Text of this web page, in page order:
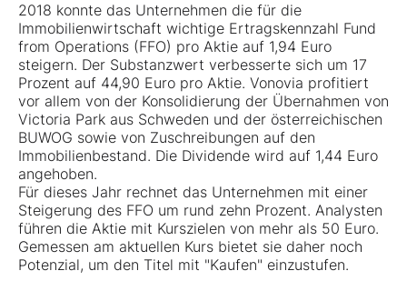
2018 konnte das Unternehmen die für die
Immobilienwirtschaft wichtige Ertragskennzahl Fund
from Operations (FFO) pro Aktie auf 1,94 Euro
steigern. Der Substanzwert verbesserte sich um 17
Prozent auf 44,90 Euro pro Aktie. Vonovia profitiert
vor allem von der Konsolidierung der Übernahmen von
Victoria Park aus Schweden und der österreichischen
BUWOG sowie von Zuschreibungen auf den
Immobilienbestand. Die Dividende wird auf 1,44 Euro
angehoben.
Für dieses Jahr rechnet das Unternehmen mit einer
Steigerung des FFO um rund zehn Prozent. Analysten
führen die Aktie mit Kurszielen von mehr als 50 Euro.
Gemessen am aktuellen Kurs bietet sie daher noch
Potenzial, um den Titel mit "Kaufen" einzustufen.